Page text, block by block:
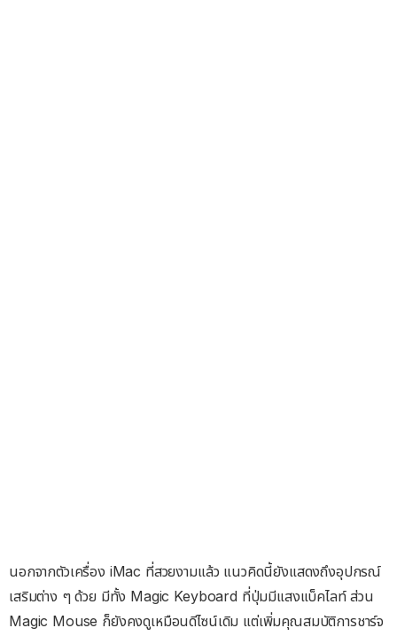
นอกจากตัวเครื่อง iMac ที่สวยงามแล้ว แนวคิดนี้ยังแสดงถึงอุปกรณ์
เสริมต่าง ๆ ด้วย มีทั้ง Magic Keyboard ที่ปุ่มมีแสงแบ็คไลท์ ส่วน
Magic Mouse ก็ยังคงดูเหมือนดีไซน์เดิม แต่เพิ่มคุณสมบัติการชาร์จ